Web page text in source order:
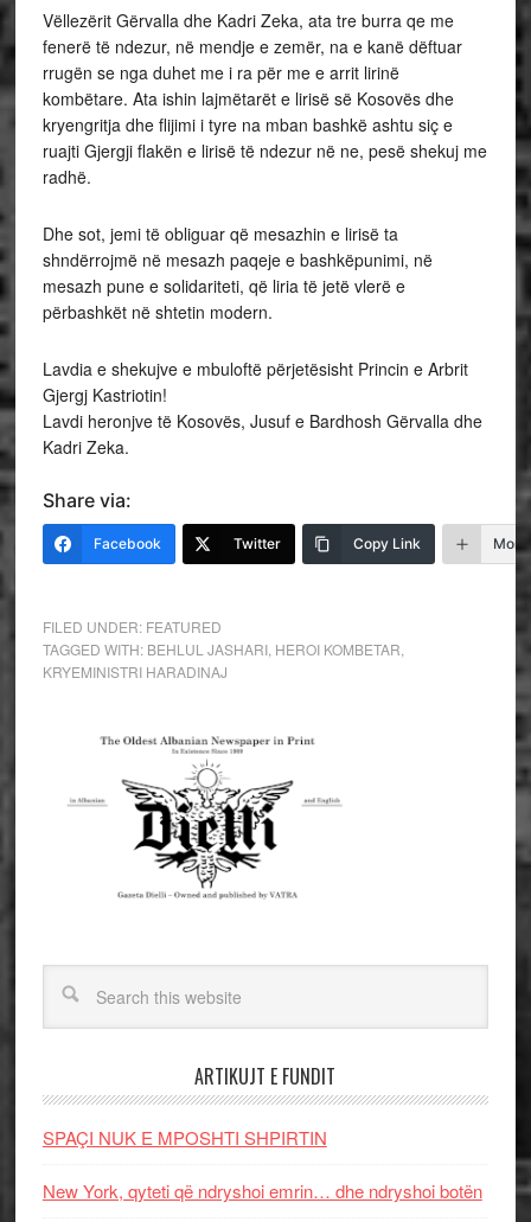
Vëllezërit Gërvalla dhe Kadri Zeka, ata tre burra qe me
fenerë të ndezur, në mendje e zemër, na e kanë dëftuar
rrugën se nga duhet me i ra për me e arrit lirinë
kombëtare. Ata ishin lajmëtarët e lirisë së Kosovës dhe
kryengritja dhe flijimi i tyre na mban bashkë ashtu siç e
ruajti Gjergji flakën e lirisë të ndezur në ne, pesë shekuj me
radhë.
Dhe sot, jemi të obliguar që mesazhin e lirisë ta
shndërrojmë në mesazh paqeje e bashkëpunimi, në
mesazh pune e solidariteti, që liria të jetë vlerë e
përbashkët në shtetin modern.
Lavdia e shekujve e mbuloftë përjetësisht Princin e Arbrit
Gjergj Kastriotin!
Lavdi heronjve të Kosovës, Jusuf e Bardhosh Gërvalla dhe
Kadri Zeka.
Share via:
Facebook Twitter Copy Link More
FILED UNDER: FEATURED
TAGGED WITH: BEHLUL JASHARI, HEROI KOMBETAR
KRYEMINISTRI HARADINAJ
ARTIKUJT E FUNDIT
SPAÇI NUK E MPOSHTI SHPIRTIN
New York, qyteti që ndryshoi emrin… dhe ndryshoi botën